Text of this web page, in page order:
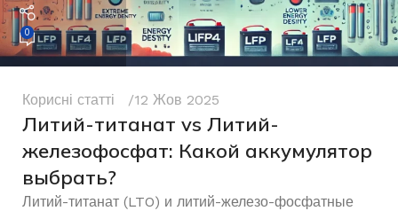
0
Корисні статті 12 Жов 2025
Литий-титанат vs Литий-
железофосфат: Какой аккумулятор
выбрать?
Литий-титанат (LTO) и литий-железо-фосфатные